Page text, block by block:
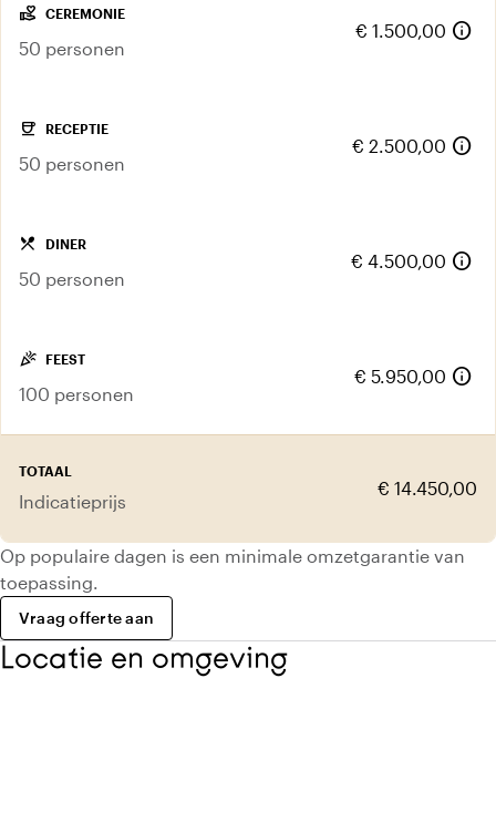
volunteer_activism CEREMONIE
50 personen
€ 1.500,00 info
coffee RECEPTIE
50 personen
€ 2.500,00 info
local_dining DINER
50 personen
€ 4.500,00 info
celebration FEEST
100 personen
€ 5.950,00 info
TOTAAL
Indicatieprijs
€ 14.450,00
Op populaire dagen is een minimale omzetgarantie van
toepassing.
Vraag offerte aan
Locatie en omgeving